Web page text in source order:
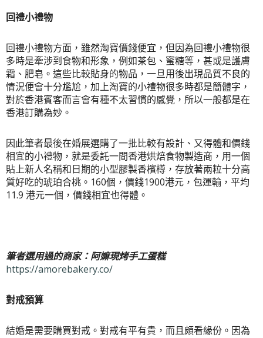
回禮小禮物
回禮小禮物方面，雖然淘寶價錢便宜，但因為回禮小禮物很
多時是牽涉到食物和形象，例如茶包、蜜糖等，甚或是護膚
霜、肥皂。這些比較貼身的物品，一旦用後出現品質不良的
情況便會十分尷尬，加上淘寶的小禮物很多時都是簡體字，
對於香港賓客而言會有種不太習慣的感覺，所以一般都是在
香港訂購為妙。
因此筆者最後在婚展選購了一批比較有設計、又得體和價錢
相宜的小禮物，就是委託一間香港烘焙食物製造商，用一個
貼上新人名稱和日期的小型膠製香檳樽，存放著兩粒十分高
質好吃的琥珀合桃。160個，價錢1900港元，包運輸， 平均
11.9 港元一個 ，價錢相宜也得體。
筆者選用過的商家：阿嫲現烤手工蛋糕
https://amorebakery.co/
對戒預算
結婚是需要購買對戒。對戒有平有貴，而且頗看緣份。因為